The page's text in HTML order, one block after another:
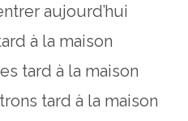
aujourd’hui
à la maison
tard à la maison
tard à la maison